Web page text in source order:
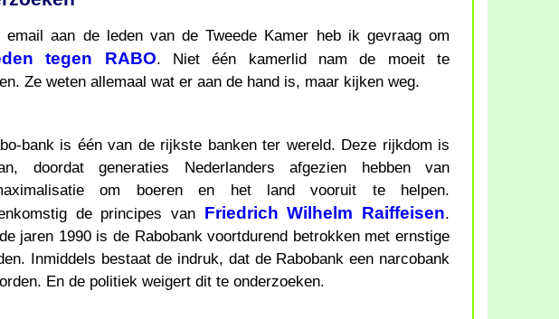
email aan de leden van de Tweede Kamer heb ik gevraag om
tegen RABO. Niet één kamerlid nam de moeit te
Ze weten allemaal wat er aan de hand is, maar kijken weg.
bank is één van de rijkste banken ter wereld. Deze rijkdom is
doordat generaties Nederlanders afgezien hebben van
om boeren en het land vooruit te helpen.
de principes van Friedrich Wilhelm Raiffeisen.
jaren 1990 is de Rabobank voortdurend betrokken met ernstige
Inmiddels bestaat de indruk, dat de Rabobank een narcobank
En de politiek weigert dit te onderzoeken.